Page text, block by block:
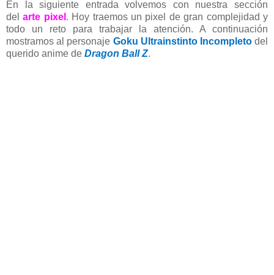
En la siguiente entrada volvemos con nuestra sección
delarte pixel . Hoy traemos un pixel de gran complejidad y
todo un reto para trabajar la atención. A continuación
mostramos al personaje Goku Ultrainstinto Incompletodel
querido anime de Dragon Ball Z.